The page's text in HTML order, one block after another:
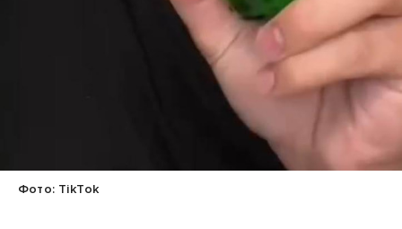
Фото: TikTok